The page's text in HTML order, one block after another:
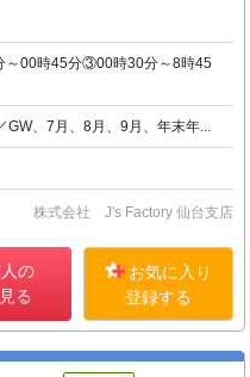
00時45分③00時30分～8時45
GW、7月、8月、9月、年末年...
株式会社 J's Factory 仙台支店
の
る
お気に入り
登録する